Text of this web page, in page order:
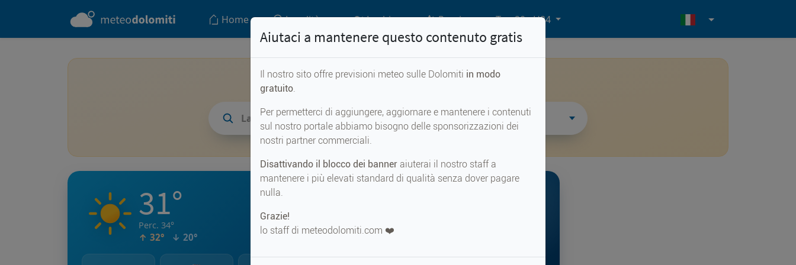
Home Località Laghi Passi Top 20 - H24
Lagundo
31°
Perc. 34°
↑ 32° ↓ 20°
Aiutaci a mantenere questo contenuto gratis
Il nostro sito offre previsioni meteo sulle Dolomiti in modo
gratuito.
Per permetterci di aggiungere, aggiornare e mantenere i contenuti
sul nostro portale abbiamo bisogno delle sponsorizzazioni dei
nostri partner commerciali.
Disattivando il blocco dei banner aiuterai il nostro staff a
mantenere i più elevati standard di qualità senza dover pagare
nulla.
Grazie!
lo staff di meteodolomiti.com ❤️